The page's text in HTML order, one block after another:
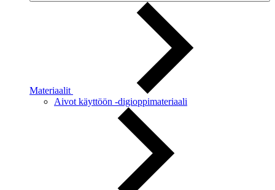
Materiaalit
Aivot käyttöön -digioppimateriaali